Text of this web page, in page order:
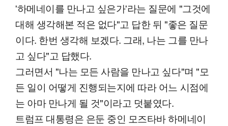
'하메네이를 만나고 싶은가'라는 질문에 "그것에
대해 생각해본 적은 없다"고 답한 뒤 "좋은 질문
이다. 한번 생각해 보겠다. 그래, 나는 그를 만나
고 싶다"고 답했다.
그러면서 "나는 모든 사람을 만나고 싶다"며 "모
든 일이 어떻게 진행되는지에 따라 어느 시점에
는 아마 만나게 될 것"이라고 덧붙였다.
트럼프 대통령은 은둔 중인 모즈타바 하메네이